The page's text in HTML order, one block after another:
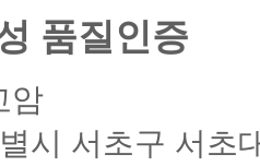
품질인증
암
시 서초구 서초